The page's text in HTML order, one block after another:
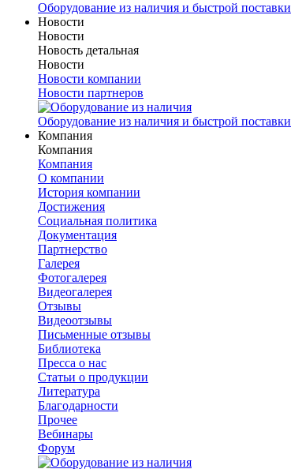
Оборудование из наличия и быстрой поставки
Новости
Новости
Новость детальная
Новости
Новости компании
Новости партнеров
Оборудование из наличия и быстрой поставки
Компания
Компания
Компания
О компании
История компании
Достижения
Социальная политика
Документация
Партнерство
Галерея
Фотогалерея
Видеогалерея
Отзывы
Видеоотзывы
Письменные отзывы
Библиотека
Пресса о нас
Статьи о продукции
Литература
Благодарности
Прочее
Вебинары
Форум